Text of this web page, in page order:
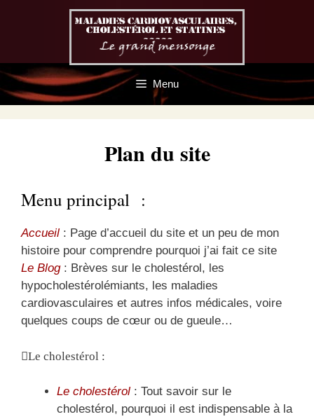
Menu
Plan du site
Menu principal :
Accueil : Page d’accueil du site et un peu de mon
histoire pour comprendre pourquoi j’ai fait ce site
Le Blog : Brèves sur le cholestérol, les
hypocholestérolémiants, les maladies
cardiovasculaires et autres infos médicales, voire
quelques coups de cœur ou de gueule…
Le cholestérol :
Le cholestérol : Tout savoir sur le
cholestérol, pourquoi il est indispensable à la